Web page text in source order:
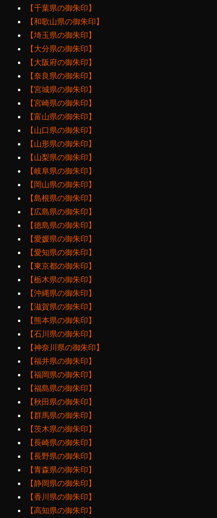
【千葉県の御朱印】
【和歌山県の御朱印】
【埼玉県の御朱印】
【大分県の御朱印】
【大阪府の御朱印】
【奈良県の御朱印】
【宮城県の御朱印】
【宮崎県の御朱印】
【富山県の御朱印】
【山口県の御朱印】
【山形県の御朱印】
【山梨県の御朱印】
【岐阜県の御朱印】
【岡山県の御朱印】
【島根県の御朱印】
【広島県の御朱印】
【徳島県の御朱印】
【愛媛県の御朱印】
【愛知県の御朱印】
【東京都の御朱印】
【栃木県の御朱印】
【沖縄県の御朱印】
【滋賀県の御朱印】
【熊本県の御朱印】
【石川県の御朱印】
【神奈川県の御朱印】
【福井県の御朱印】
【福岡県の御朱印】
【福島県の御朱印】
【秋田県の御朱印】
【群馬県の御朱印】
【茨木県の御朱印】
【長崎県の御朱印】
【長野県の御朱印】
【青森県の御朱印】
【静岡県の御朱印】
【香川県の御朱印】
【高知県の御朱印】